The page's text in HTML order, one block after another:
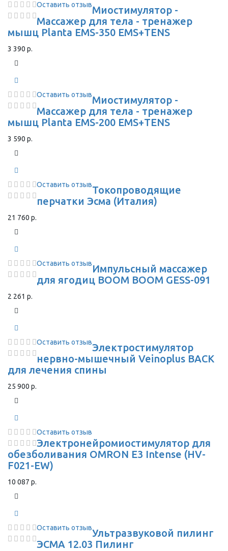
Оставить отзывМиостимулятор -
Массажер для тела - тренажер
мышц Planta EMS-350 EMS+TENS
3 390 р.
Оставить отзывМиостимулятор -
Массажер для тела - тренажер
мышц Planta EMS-200 EMS+TENS
3 590 р.
Оставить отзывТокопроводящие
перчатки Эсма (Италия)
21 760 р.
Оставить отзывИмпульсный массажер
для ягодиц BOOM BOOM GESS-091
2 261 р.
Оставить отзывЭлектростимулятор
нервно-мышечный Veinoplus BACK
для лечения спины
25 900 р.
Оставить отзыв
Электронейромиостимулятор для
обезболивания OMRON Е3 Intense (HV-
F021-EW)
10 087 р.
Оставить отзывУльтразвуковой пилинг
ЭСМА 12.03 Пилинг